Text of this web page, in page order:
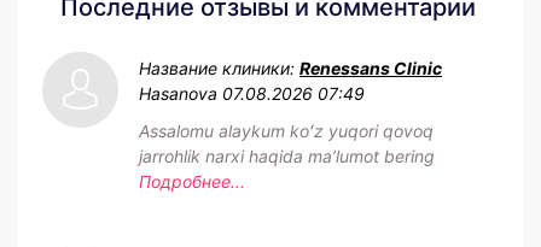
Последние отзывы и комментарии
Название клиники: Renessans Clinic
Hasanova 07.08.2026 07:49
Assalomu alaykum koʻz yuqori qovoq
jarrohlik narxi haqida maʼlumot bering
Подробнее...